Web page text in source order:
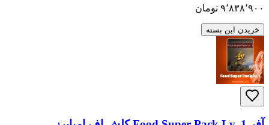
تومان
بسته